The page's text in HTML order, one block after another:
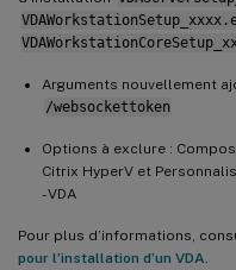
Arguments nouvellement
/websockettoken
Options à exclure :
Citrix HyperV et
- VDA
Pour plus d’informations,
pour l’installation d’un VDA